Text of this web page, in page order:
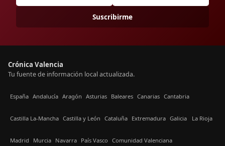
Suscribirme
Crónica Valencia
Tu fuente de información local actualizada.
España Andalucía Aragón Asturias Baleares Canarias Cantabria
Castilla La-Mancha Castilla y León Cataluña Extremadura Galicia La Rioja
Madrid Murcia Navarra País Vasco Comunidad Valenciana